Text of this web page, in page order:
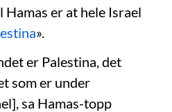
Hamas er at hele Israel
».
er Palestina, det
som er under
sa Hamas-topp